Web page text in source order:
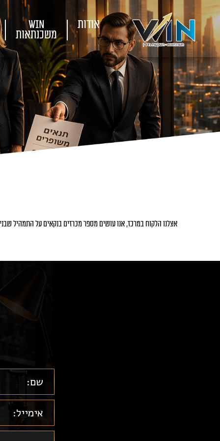
אודות WIN
משכנתאות
אצלנו הלקוח במרכז, אנו עושים מספר מכרזים בנקאים על התמהיל